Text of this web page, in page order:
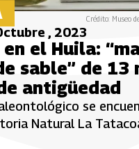
Crédito: Museo
, 2023
el Huila:
sable” de 13
antigüedad
se
Natural La